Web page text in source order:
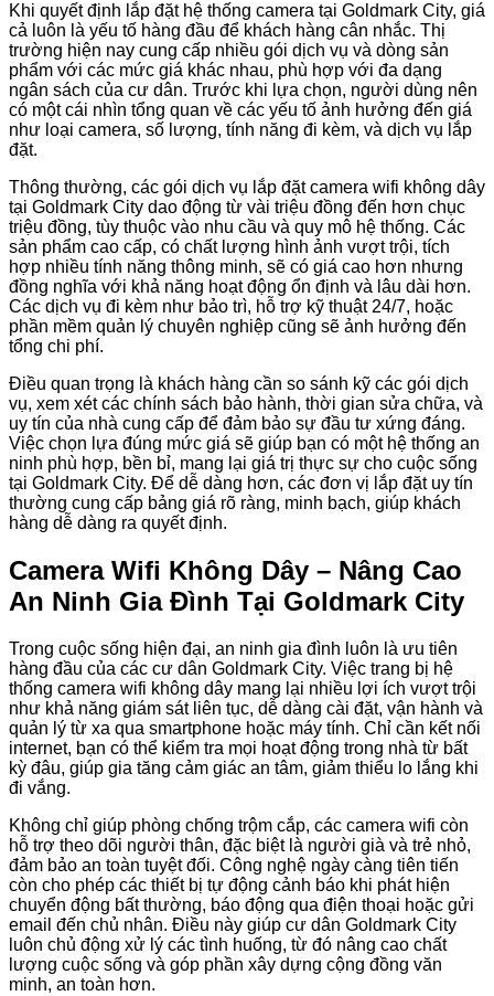
Khi quyết định lắp đặt hệ thống camera tại Goldmark City, giá
cả luôn là yếu tố hàng đầu để khách hàng cân nhắc. Thị
trường hiện nay cung cấp nhiều gói dịch vụ và dòng sản
phẩm với các mức giá khác nhau, phù hợp với đa dạng
ngân sách của cư dân. Trước khi lựa chọn, người dùng nên
có một cái nhìn tổng quan về các yếu tố ảnh hưởng đến giá
như loại camera, số lượng, tính năng đi kèm, và dịch vụ lắp
đặt.
Thông thường, các gói dịch vụ lắp đặt camera wifi không dây
tại Goldmark City dao động từ vài triệu đồng đến hơn chục
triệu đồng, tùy thuộc vào nhu cầu và quy mô hệ thống. Các
sản phẩm cao cấp, có chất lượng hình ảnh vượt trội, tích
hợp nhiều tính năng thông minh, sẽ có giá cao hơn nhưng
đồng nghĩa với khả năng hoạt động ổn định và lâu dài hơn.
Các dịch vụ đi kèm như bảo trì, hỗ trợ kỹ thuật 24/7, hoặc
phần mềm quản lý chuyên nghiệp cũng sẽ ảnh hưởng đến
tổng chi phí.
Điều quan trọng là khách hàng cần so sánh kỹ các gói dịch
vụ, xem xét các chính sách bảo hành, thời gian sửa chữa, và
uy tín của nhà cung cấp để đảm bảo sự đầu tư xứng đáng.
Việc chọn lựa đúng mức giá sẽ giúp bạn có một hệ thống an
ninh phù hợp, bền bỉ, mang lại giá trị thực sự cho cuộc sống
tại Goldmark City. Để dễ dàng hơn, các đơn vị lắp đặt uy tín
thường cung cấp bảng giá rõ ràng, minh bạch, giúp khách
hàng dễ dàng ra quyết định.
Camera Wifi Không Dây – Nâng Cao
An Ninh Gia Đình Tại Goldmark City
Trong cuộc sống hiện đại, an ninh gia đình luôn là ưu tiên
hàng đầu của các cư dân Goldmark City. Việc trang bị hệ
thống camera wifi không dây mang lại nhiều lợi ích vượt trội
như khả năng giám sát liên tục, dễ dàng cài đặt, vận hành và
quản lý từ xa qua smartphone hoặc máy tính. Chỉ cần kết nối
internet, bạn có thể kiểm tra mọi hoạt động trong nhà từ bất
kỳ đâu, giúp gia tăng cảm giác an tâm, giảm thiểu lo lắng khi
đi vắng.
Không chỉ giúp phòng chống trộm cắp, các camera wifi còn
hỗ trợ theo dõi người thân, đặc biệt là người già và trẻ nhỏ,
đảm bảo an toàn tuyệt đối. Công nghệ ngày càng tiên tiến
còn cho phép các thiết bị tự động cảnh báo khi phát hiện
chuyển động bất thường, báo động qua điện thoại hoặc gửi
email đến chủ nhân. Điều này giúp cư dân Goldmark City
luôn chủ động xử lý các tình huống, từ đó nâng cao chất
lượng cuộc sống và góp phần xây dựng cộng đồng văn
minh, an toàn hơn.